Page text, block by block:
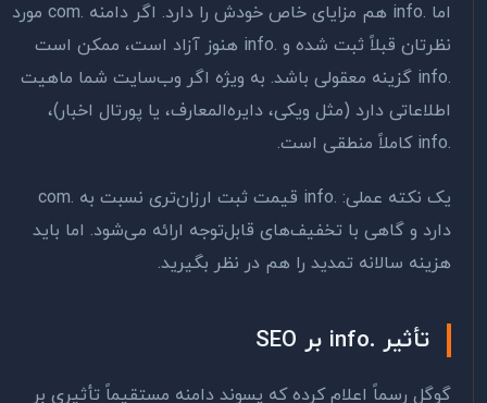
اما .info هم مزایای خاص خودش را دارد. اگر دامنه .com مورد
نظرتان قبلاً ثبت شده و .info هنوز آزاد است، ممکن است
.info گزینه معقولی باشد. به ویژه اگر وب‌سایت شما ماهیت
اطلاعاتی دارد (مثل ویکی، دایره‌المعارف، یا پورتال اخبار)،
یک نکته عملی: .info قیمت ثبت ارزان‌تری نسبت به .com
دارد و گاهی با تخفیف‌های قابل‌توجه ارائه می‌شود. اما باید
هزینه سالانه تمدید را هم در نظر بگیرید.
تأثیر .info بر SEO
گوگل رسماً اعلام کرده که پسوند دامنه مستقیماً تأثیری بر